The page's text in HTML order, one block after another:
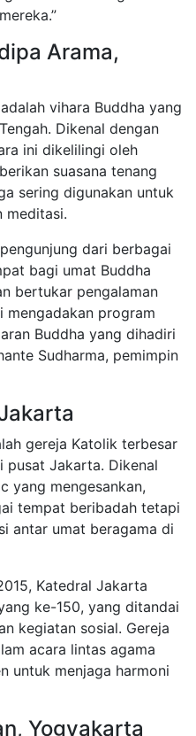
Arama,
vihara Buddha yang
Dikenal dengan
ini dikelilingi oleh
suasana tenang
sering digunakan untuk
meditasi.
dari berbagai
bagi umat Buddha
bertukar pengalaman
mengadakan program
Buddha yang dihadiri
Sudharma, pemimpin
gereja Katolik terbesar
pusat Jakarta. Dikenal
yang mengesankan,
tempat beribadah tetapi
antar umat beragama di
Katedral Jakarta
ke-150, yang ditandai
kegiatan sosial. Gereja
acara lintas agama
untuk menjaga harmoni
Yogyakarta